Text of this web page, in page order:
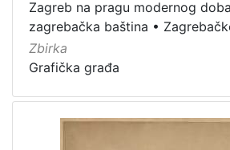
Zagreb na pragu modernog doba
zagrebačka baština •
Zbirka
Grafička građa